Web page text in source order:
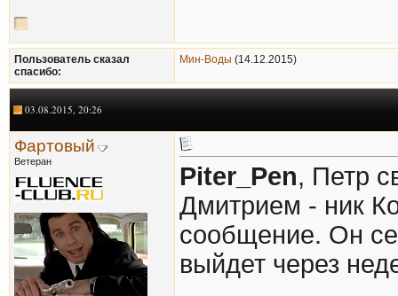
Пользователь сказал
cпасибо:
Мин-Воды (14.12.2015)
03.08.2015, 20:26
Фартовый
Ветеран
Piter_Pen, Петр
Дмитрием - ник
сообщение. Он
выйдет через